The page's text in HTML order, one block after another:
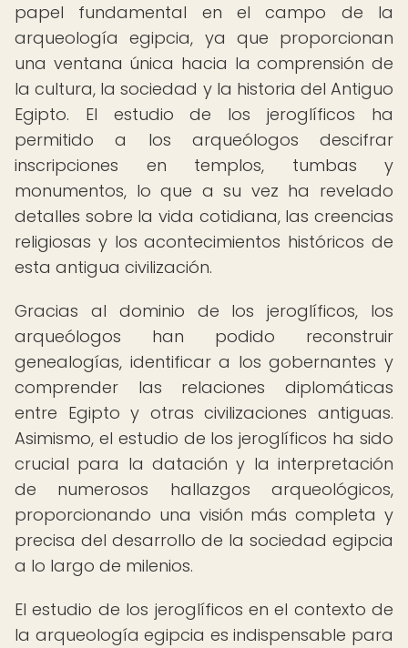
papel fundamental en el campo de la
arqueología egipcia, ya que proporcionan
una ventana única hacia la comprensión de
la cultura, la sociedad y la historia del Antiguo
Egipto. El estudio de los jeroglíficos ha
permitido a los arqueólogos descifrar
inscripciones en templos, tumbas y
monumentos, lo que a su vez ha revelado
detalles sobre la vida cotidiana, las creencias
religiosas y los acontecimientos históricos de
esta antigua civilización.
Gracias al dominio de los jeroglíficos, los
arqueólogos han podido reconstruir
genealogías, identificar a los gobernantes y
comprender las relaciones diplomáticas
entre Egipto y otras civilizaciones antiguas.
Asimismo, el estudio de los jeroglíficos ha sido
crucial para la datación y la interpretación
de numerosos hallazgos arqueológicos,
proporcionando una visión más completa y
precisa del desarrollo de la sociedad egipcia
a lo largo de milenios.
El estudio de los jeroglíficos en el contexto de
la arqueología egipcia es indispensable para